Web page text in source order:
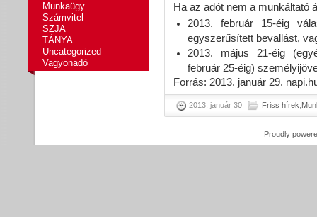
Munkaügy
Számvitel
SZJA
TÁNYA
Uncategorized
Vagyonadó
Ha az adót nem a munkáltató
2013. február 15-éig
egyszerűsített bevallást,
2013. május 21-éig
február 25-éig)
Forrás: 2013. január 29.
2013. január 30 Friss hírek
Proudly